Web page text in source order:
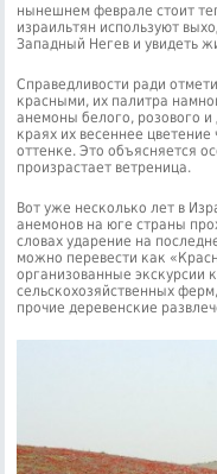
нынешнем феврале стоит
израильтян используют
Западный Негев и увидеть
Справедливости ради
красными, их палитра
анемоны белого, розового
краях их весеннее
оттенке. Это объясняется
произрастает ветреница.
Вот уже несколько лет в
анемонов на юге страны
словах ударение на
можно перевести как
организованные экскурсии
сельскохозяйственных
прочие деревенские